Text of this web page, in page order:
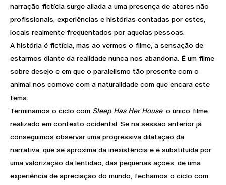
narração fictícia surge aliada a uma presença de atores não
profissionais, experiências e histórias contadas por estes,
locais realmente frequentados por aquelas pessoas.
A história é fictícia, mas ao vermos o filme, a sensação de
estarmos diante da realidade nunca nos abandona. É um filme
sobre desejo e em que o paralelismo tão presente com o
animal nos comove com a naturalidade com que encara este
tema.
Terminamos o ciclo com Sleep Has Her House, o único filme
realizado em contexto ocidental. Se na sessão anterior já
conseguimos observar uma progressiva dilatação da
narrativa, que se aproxima da inexistência e é substituída por
uma valorização da lentidão, das pequenas ações, de uma
experiência de apreciação do mundo, fechamos o ciclo com